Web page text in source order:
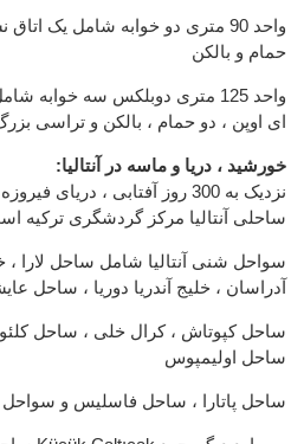
واحد 90 متری دو خوابه شامل یک
حمام و بالکن
واحد 125 متری دوبلکس سه
ای اوپن ، دو حمام ، بالکن و تراسی
:خورشید ، دریا و ماسه در آنتالیا
ساحلی آنتالیا مرکز گردشگری ترکیه
آدراسان ، خلیج آندریا دوریا ، ساحل
ساحل کپوتاش ، کرال خلی ، ساحل
ساحل اولیمپوس
ساحل پاتارا ، ساحل فاسلیس و سواحل